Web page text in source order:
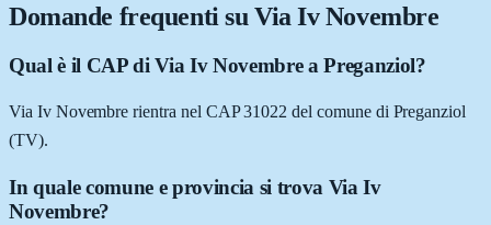
Domande frequenti su Via Iv Novembre
Qual è il CAP di Via Iv Novembre a Preganziol?
Via Iv Novembre rientra nel CAP 31022 del comune di Preganziol
(TV).
In quale comune e provincia si trova Via Iv
Novembre?